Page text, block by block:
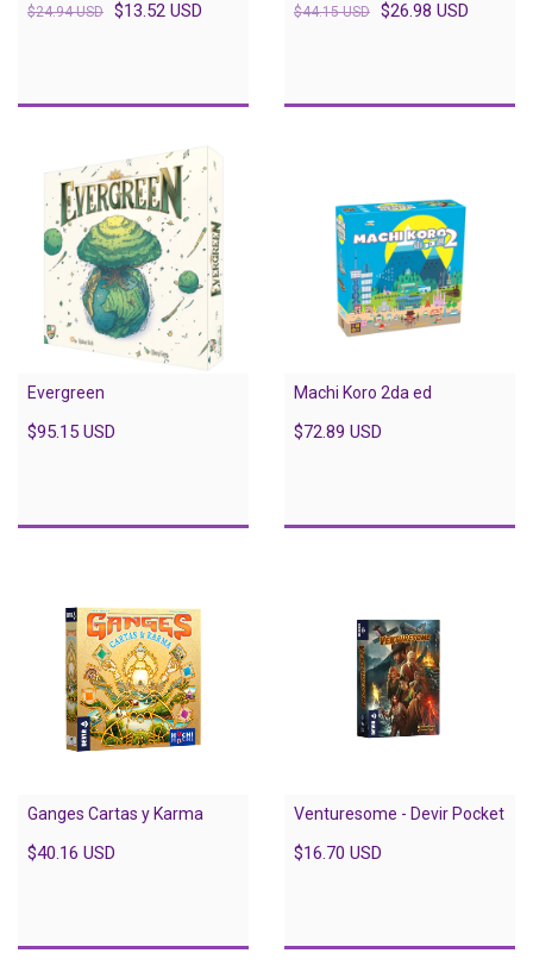
$24.94 USD $13.52 USD $44.15 USD $26.98 USD
Evergreen
$95.15 USD
Machi Koro 2da ed
$72.89 USD
Ganges Cartas y Karma
$40.16 USD
Venturesome - Devir Pocket
$16.70 USD